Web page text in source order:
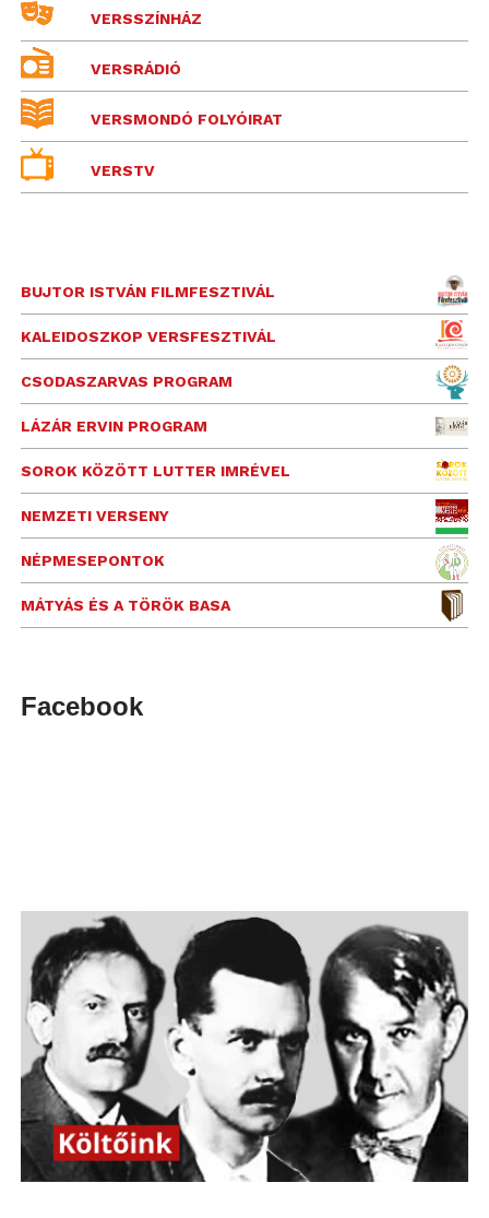
VERSSZÍNHÁZ
VERSRÁDIÓ
VERSMONDÓ FOLYÓIRAT
VERSTV
BUJTOR ISTVÁN FILMFESZTIVÁL
KALEIDOSZKOP VERSFESZTIVÁL
CSODASZARVAS PROGRAM
LÁZÁR ERVIN PROGRAM
SOROK KÖZÖTT LUTTER IMRÉVEL
NEMZETI VERSENY
NÉPMESEPONTOK
MÁTYÁS ÉS A TÖRÖK BASA
Facebook